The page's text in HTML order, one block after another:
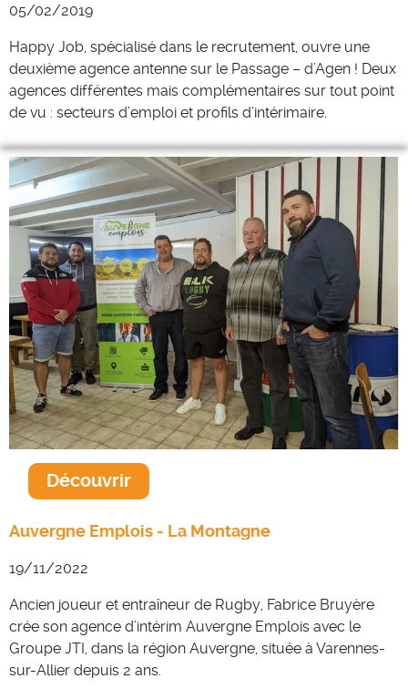
05/02/2019
Happy Job, spécialisé dans le recrutement, ouvre une
deuxième agence antenne sur le Passage – d’Agen ! Deux
agences différentes mais complémentaires sur tout point
de vu : secteurs d’emploi et profils d’intérimaire.
Découvrir
Auvergne Emplois - La Montagne
19/11/2022
Ancien joueur et entraîneur de Rugby, Fabrice Bruyère
crée son agence d’intérim Auvergne Emplois avec le
Groupe JTI, dans la région Auvergne, située à Varennes-
sur-Allier depuis 2 ans.